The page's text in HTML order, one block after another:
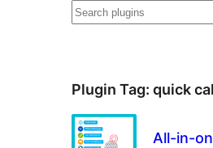
ရှာ
Plugin Tag: quick
All-in-